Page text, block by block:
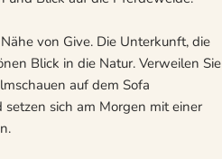
von Give. Die Unterkunft, die
Blick in die Natur. Verweilen Sie
auf dem Sofa
sich am Morgen mit einer